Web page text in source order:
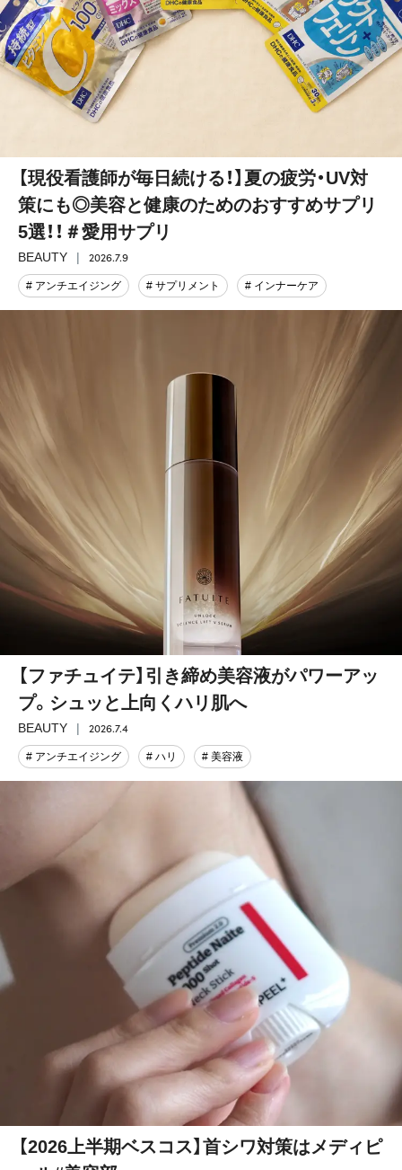
【現役看護師が毎日続ける！】夏の疲労・UV対
策にも◎美容と健康のためのおすすめサプリ
5選！！＃愛用サプリ
BEAUTY 2026.7.9
# アンチエイジング # サプリメント # インナーケア
【ファチュイテ】引き締め美容液がパワーアッ
プ。シュッと上向くハリ肌へ
BEAUTY 2026.7.4
# アンチエイジング # ハリ # 美容液
【2026上半期ベスコス】首シワ対策はメディピ